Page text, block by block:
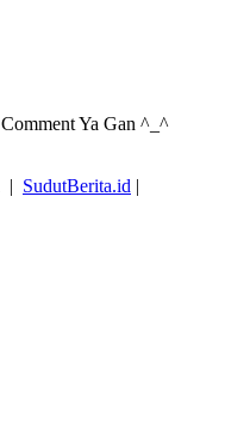
Ya Gan ^_^
| SudutBerita.id |